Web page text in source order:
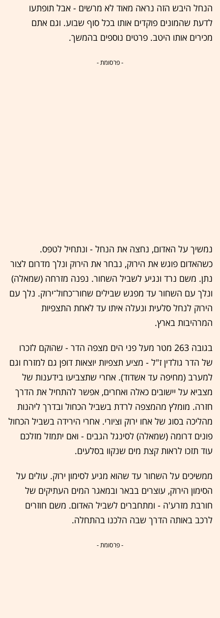
הנחל היבש הזה נראה מאוד לא מרשים - אבל תופתעו
לדעת שהמונים פוקדים אותו בכל סוף שבוע. וגם אתם
מכירים אותו היטב. פרטים נוספים בהמשך.
- פרסומת -
נמשיך על האדום, נחצה את הנחל - ונתחיל לטפס.
כשהאדום פוגש את הירוק, נבחר את הירוק ונלך מדרום לצור
נתן. משם נרד ונגיע לשביל השחור. נפנה מזרחה (שמאלה)
ונלך עם השחור עד מפגש שבילים שחור־כחול־ירוק. נלך עם
הירוק לנחל סלעית ונעלה איתו עד לאחת התצפיות
המרהיבות בארץ.
בגובה 263 מטר מעל פני הים מצפה הדר - שהוקם לזכרו
של הדר גולדין ז"ל - מציע תצפיות יוצאות דופן גם למזרח וגם
למערב (מחיפה עד אשדוד). אחרי שתצביעו בידענות של
מצביא על יישובים כאלה ואחרים, אפשר להתחיל את הדרך
חזרה. מומלץ מהמצפה לרדת בשביל הכחול ובדרך ליהנות
מהליכה בסוג של אחו ירוק וציורי. אחרי הירידה בשביל הכחול
פונים דרומה (שמאלה) לסינגל הגבים - ואם יתמזל מזלכם
עוד תזכו לראות קצת מים שנקוו בסלעים.
ממשיכים על השחור עד שהוא מגיע לסימון ירוק. עולים על
הסימון הירוק, עוצרים בבאר ובמאגר המים העתיקים של
חורבת מזרע'ה - ומתחברים לשביל האדום. משם חוזרים
לרכב באותה הדרך שבה הלכנו בהתחלה.
- פרסומת -